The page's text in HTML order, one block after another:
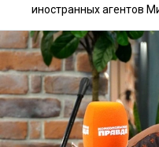
иностранных агентов